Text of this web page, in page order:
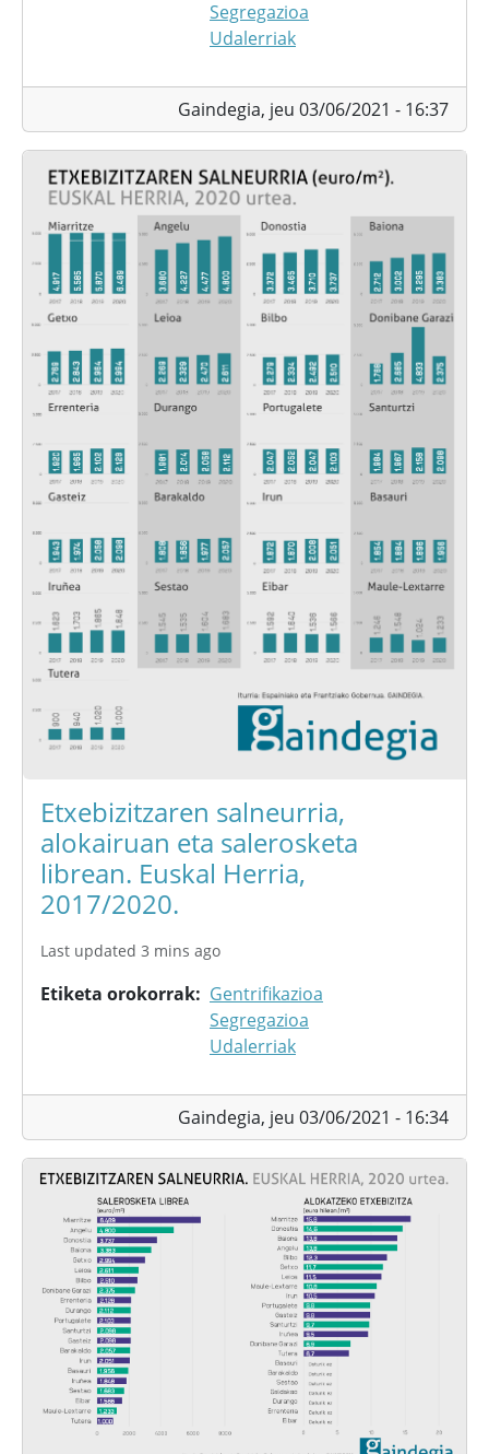
Segregazioa
Udalerriak
Gaindegia, jeu 03/06/2021 - 16:37
Etxebizitzaren salneurria,
alokairuan eta salerosketa
librean. Euskal Herria,
2017/2020.
Last updated 3 mins ago
Etiketa orokorrak
Gentrifikazioa
Segregazioa
Udalerriak
Gaindegia, jeu 03/06/2021 - 16:34